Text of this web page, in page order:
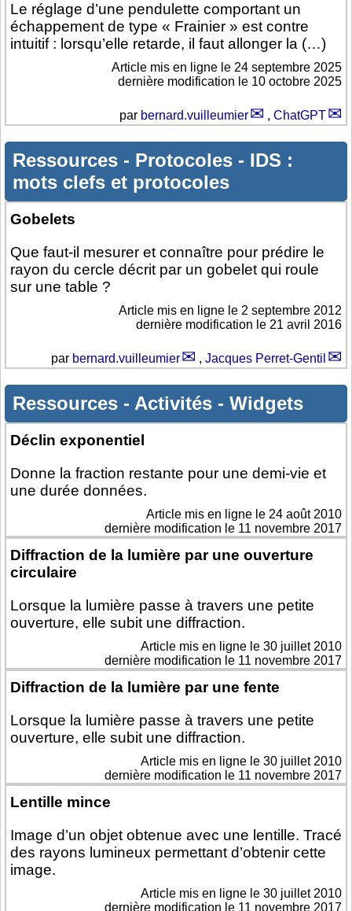
Le réglage d’une pendulette comportant un
échappement de type « Frainier » est contre
intuitif : lorsqu’elle retarde, il faut allonger la (…)
Article mis en ligne le 24 septembre 2025
dernière modification le 10 octobre 2025
par bernard.vuilleumier , ChatGPT
Ressources - Protocoles - IDS :
mots clefs et protocoles
Gobelets
Que faut-il mesurer et connaître pour prédire le
rayon du cercle décrit par un gobelet qui roule
sur une table ?
Article mis en ligne le 2 septembre 2012
dernière modification le 21 avril 2016
par bernard.vuilleumier , Jacques Perret-Gentil
Ressources - Activités - Widgets
Déclin exponentiel
Donne la fraction restante pour une demi-vie et
une durée données.
Article mis en ligne le 24 août 2010
dernière modification le 11 novembre 2017
Diffraction de la lumière par une ouverture
circulaire
Lorsque la lumière passe à travers une petite
ouverture, elle subit une diffraction.
Article mis en ligne le 30 juillet 2010
dernière modification le 11 novembre 2017
Diffraction de la lumière par une fente
Lorsque la lumière passe à travers une petite
ouverture, elle subit une diffraction.
Article mis en ligne le 30 juillet 2010
dernière modification le 11 novembre 2017
Lentille mince
Image d’un objet obtenue avec une lentille. Tracé
des rayons lumineux permettant d’obtenir cette
image.
Article mis en ligne le 30 juillet 2010
dernière modification le 11 novembre 2017